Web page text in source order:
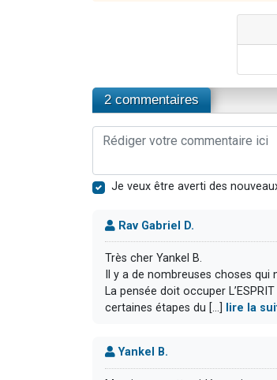
2 commentaires
Je veux être averti des
Rav Gabriel D.
Très cher Yankel B.
Il y a de nombreuses choses
La pensée doit occuper
certaines étapes du [...]
lire la
Yankel B.